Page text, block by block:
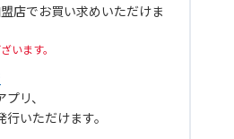
店でお買い求めいただけま
います。
リ、
いただけます。